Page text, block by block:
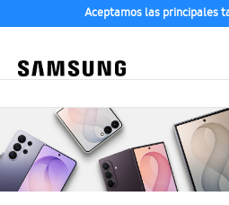
Aceptamos las principales